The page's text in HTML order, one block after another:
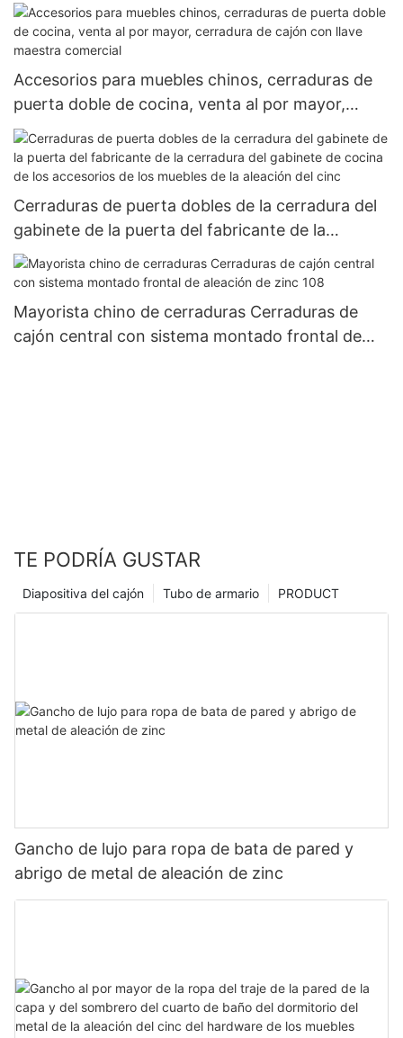
Accesorios para muebles chinos, cerraduras de
puerta doble de cocina, venta al por mayor,
cerradura de cajón con llave maestra comercial
Cerraduras de puerta dobles de la cerradura del
gabinete de la puerta del fabricante de la
cerradura del gabinete de cocina de los
accesorios de los muebles de la aleación del cinc
Mayorista chino de cerraduras Cerraduras de
cajón central con sistema montado frontal de
TE PODRÍA GUSTAR
PRODUCT
Tubo de armario
Diapositiva del cajón
Gancho de lujo para ropa de bata de pared y
abrigo de metal de aleación de zinc